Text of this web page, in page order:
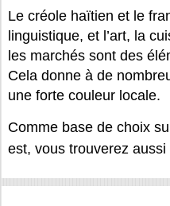
Le créole haïtien et le
linguistique, et l’art, la
les marchés sont des
Cela donne à de
une forte couleur locale.
Comme base de choix
est, vous trouverez aussi